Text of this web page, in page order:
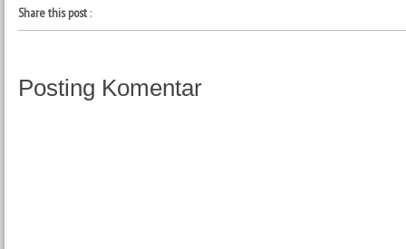
Share this post:
Posting Komentar